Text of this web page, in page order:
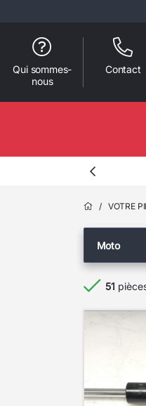
Qui sommes-
nous
Contact
/ VOTRE
Moto
51